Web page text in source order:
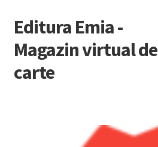
Sari
la
navigare
Sari
la
conținut
Editura Emia -
Magazin virtual de
carte